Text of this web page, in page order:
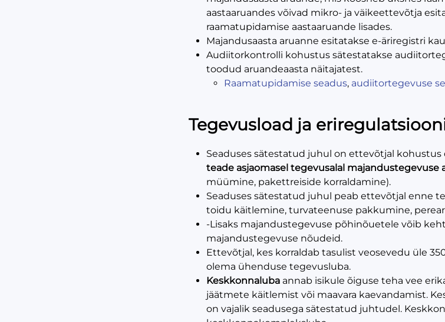
aastaaruandes võivad mikro- ja väikeettevõtja
raamatupidamise aastaaruande lisades.
Majandusaasta aruanne esitatakse e-äriregistri
Audiitorkontrolli kohustus sätestatakse
toodud aruandeaasta näitajatest.
Raamatupidamise seadus, audiitortegevuse
Tegevusload ja
Seaduses sätestatud juhul on ettevõtjal
teade asjaomasel tegevusalal majandustegevuse
müümine, pakettreiside korraldamine).
Seaduses sätestatud juhul peab ettevõtjal enne
toidu käitlemine, turvateenuse pakkumine,
-Lisaks majandustegevuse põhinõuetele võib
majandustegevuse nõudeid.
Ettevõtjal, kes korraldab tasulist veosevedu üle
olema ühenduse tegevusluba.
Keskkonnaluba annab isikule õiguse teha vee
jäätmete käitlemist või maavara kaevandamist.
on vajalik seadusega sätestatud juhtudel.